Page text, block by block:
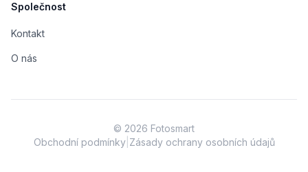
Společnost
Kontakt
O nás
© 2026 Fotosmart
Obchodní podmínky| Zásady ochrany osobních údajů